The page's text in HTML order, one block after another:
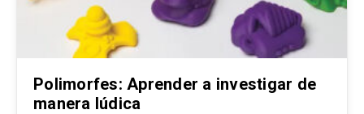
Polimorfes: Aprender a investigar de
manera lúdica